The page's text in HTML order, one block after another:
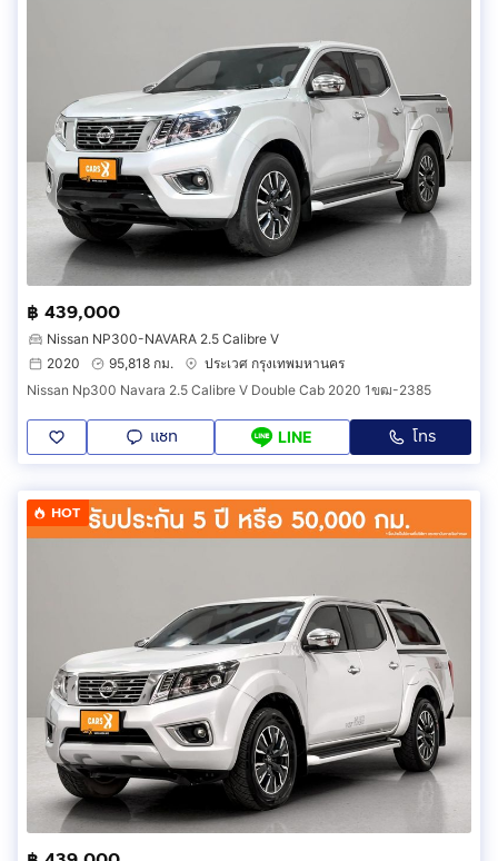
฿ 439,000
Nissan NP300-NAVARA 2.5 Calibre V
2020
95,818 กม.
ประเวศ กรุงเทพมหานคร
Nissan Np300 Navara 2.5 Calibre V Double Cab 2020 1ขฒ-2385
แชท LINE โทร
HOT